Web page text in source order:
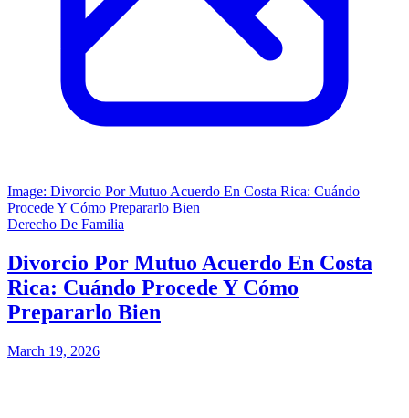
Image: Divorcio Por Mutuo Acuerdo En Costa Rica: Cuándo
Procede Y Cómo Prepararlo Bien
Derecho De Familia
Divorcio Por Mutuo Acuerdo En Costa
Rica: Cuándo Procede Y Cómo
Prepararlo Bien
March 19, 2026